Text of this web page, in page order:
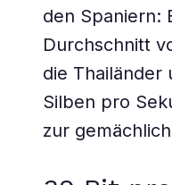
den Spaniern:
Durchschnitt
die Thailänder
Silben pro
zur